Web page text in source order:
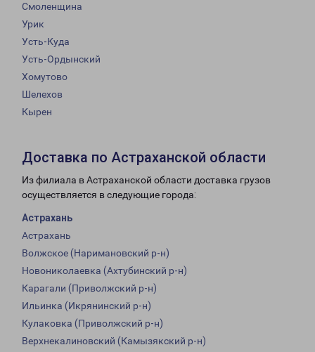
Смоленщина
Урик
Усть-Куда
Усть-Ордынский
Хомутово
Шелехов
Кырен
Доставка по Астраханской области
Из филиала в Астраханской области доставка грузов
осуществляется в следующие города:
Астрахань
Астрахань
Волжское (Наримановский р-н)
Новониколаевка (Ахтубинский р-н)
Карагали (Приволжский р-н)
Ильинка (Икрянинский р-н)
Кулаковка (Приволжский р-н)
Верхнекалиновский (Камызякский р-н)